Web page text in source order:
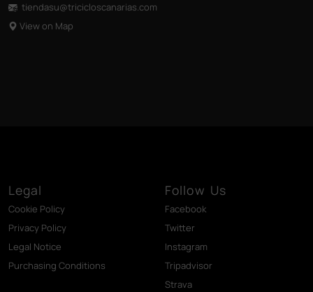
tiendasu@tricicloscanarias.com
View on Map
Legal
Cookie Policy
Privacy Policy
Legal Notice
Purchasing Conditions
Follow Us
Facebook
Twitter
Instagram
Tripadvisor
Strava